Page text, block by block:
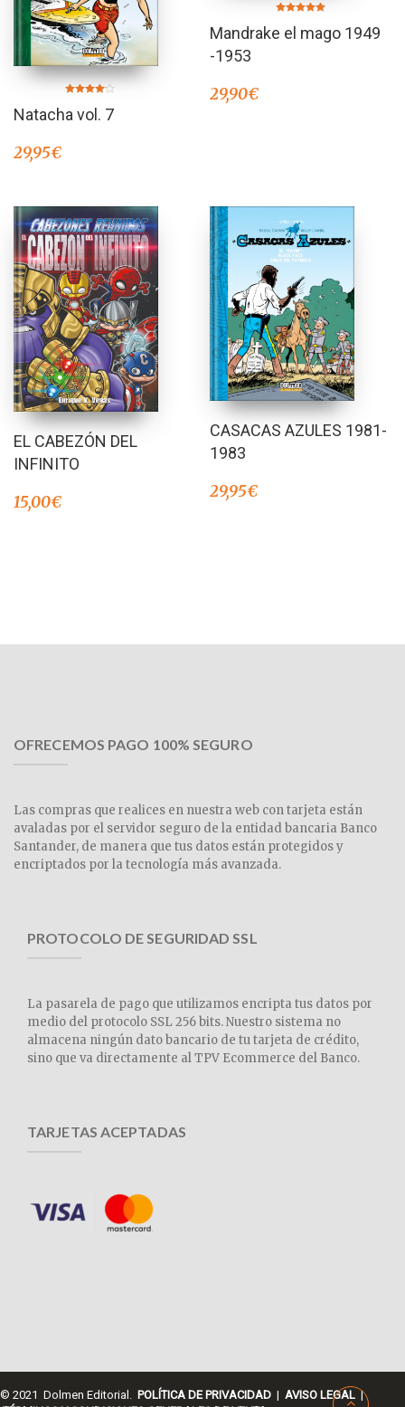
en
4.00
Natacha vol. 7
29,95€
5.00
de 5
Mandrake el mago 1949
-1953
29,90€
EL CABEZÓN DEL
INFINITO
15,00€
CASACAS AZULES 1981-
1983
29,95€
OFRECEMOS PAGO 100% SEGURO
Las compras que realices en nuestra web con tarjeta están
avaladas por el servidor seguro de la entidad bancaria Banco
Santander, de manera que tus datos están protegidos y
encriptados por la tecnología más avanzada.
PROTOCOLO DE SEGURIDAD SSL
La pasarela de pago que utilizamos encripta tus datos por
medio del protocolo SSL 256 bits. Nuestro sistema no
almacena ningún dato bancario de tu tarjeta de crédito,
sino que va directamente al TPV Ecommerce del Banco.
TARJETAS ACEPTADAS
© 2021 Dolmen Editorial. POLÍTICA DE PRIVACIDAD | AVISO LEGAL |